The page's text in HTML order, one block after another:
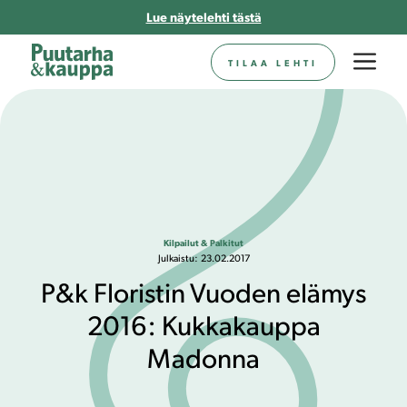
Lue näytelehti tästä
TILAA LEHTI
Kilpailut & Palkitut
Julkaistu: 23.02.2017
P&k Floristin Vuoden elämys
2016: Kukkakauppa
Madonna